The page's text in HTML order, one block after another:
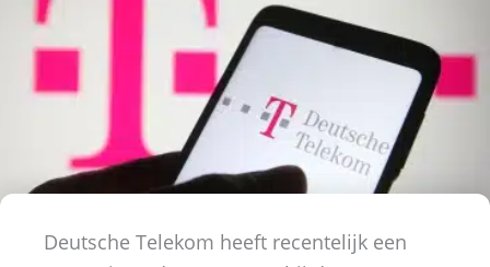
Deutsche Telekom heeft recentelijk een